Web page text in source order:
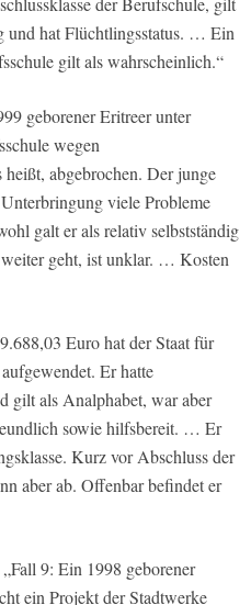
und hat Flüchtlingsstatus. … Ein
gilt als wahrscheinlich.“
geborener Eritreer unter
wegen
abgebrochen. Der junge
viele Probleme
galt er als relativ selbstständig
geht, ist unklar. … Kosten
Euro hat der Staat für
Er hatte
gilt als Analphabet, war aber
sowie hilfsbereit. … Er
Kurz vor Abschluss der
aber ab. Offenbar befindet er
9: Ein 1998 geborener
ein Projekt der Stadtwerke